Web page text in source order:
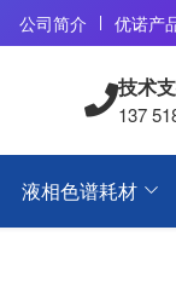
公司简介 优诺产
技术
137
液相色谱耗材